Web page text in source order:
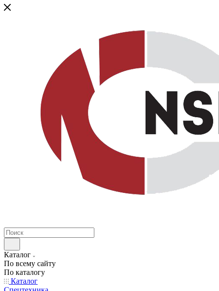
Каталог
По всему сайту
По каталогу
Каталог